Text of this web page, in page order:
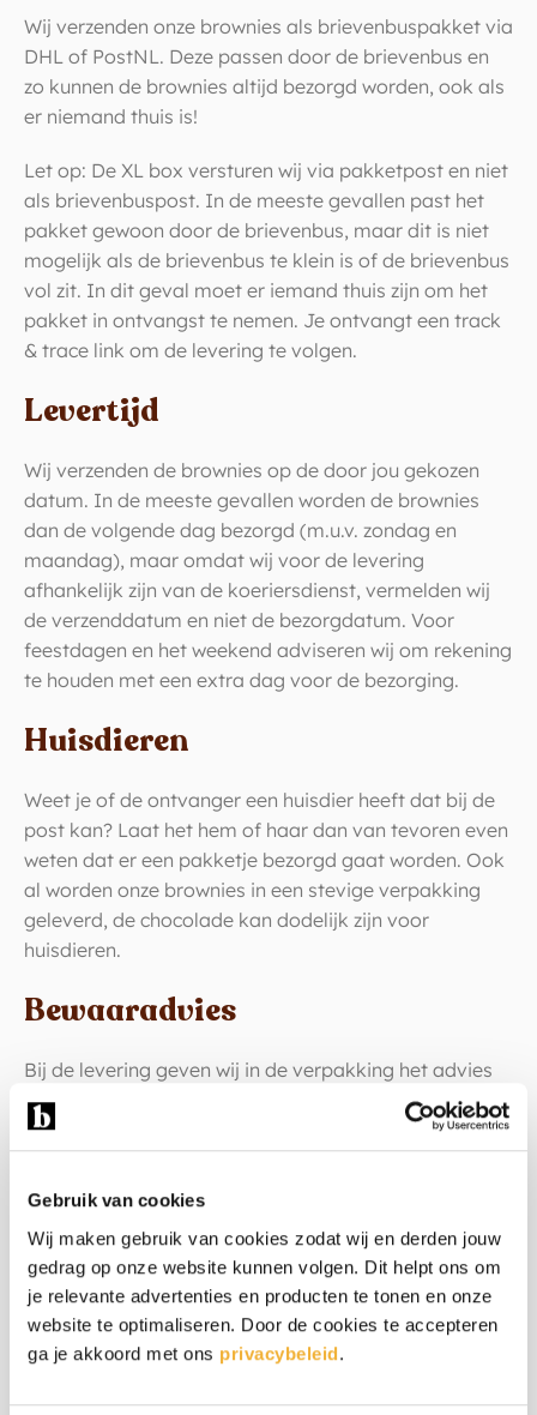
Gebruik van cookies
Wij maken gebruik van cookies zodat wij en derden jouw
gedrag op onze website kunnen volgen. Dit helpt ons om
je relevante advertenties en producten te tonen en onze
website te optimaliseren. Door de cookies te accepteren
ga je akkoord met ons privacybeleid.
Wij verzenden onze brownies als brievenbuspakket via
DHL of PostNL. Deze passen door de brievenbus en
zo kunnen de brownies altijd bezorgd worden, ook als
er niemand thuis is!
Let op: De XL box versturen wij via pakketpost en niet
als brievenbuspost. In de meeste gevallen past het
pakket gewoon door de brievenbus, maar dit is niet
mogelijk als de brievenbus te klein is of de brievenbus
vol zit. In dit geval moet er iemand thuis zijn om het
pakket in ontvangst te nemen. Je ontvangt een track
& trace link om de levering te volgen.
Levertijd
Wij verzenden de brownies op de door jou gekozen
datum. In de meeste gevallen worden de brownies
dan de volgende dag bezorgd (m.u.v. zondag en
maandag), maar omdat wij voor de levering
afhankelijk zijn van de koeriersdienst, vermelden wij
de verzenddatum en niet de bezorgdatum. Voor
feestdagen en het weekend adviseren wij om rekening
te houden met een extra dag voor de bezorging.
Huisdieren
Weet je of de ontvanger een huisdier heeft dat bij de
post kan? Laat het hem of haar dan van tevoren even
weten dat er een pakketje bezorgd gaat worden. Ook
al worden onze brownies in een stevige verpakking
geleverd, de chocolade kan dodelijk zijn voor
huisdieren.
Bewaaradvies
Bij de levering geven wij in de verpakking het advies
mee om de brownies eerst in de koelkast te bewaren
voor stevige brownies en op kamertemperatuur voor
Warm weer
Wordt het in de zomer echt warm weer? Dan kunnen
de brownies door de hoge temperatuur wat zacht
worden. Door ze even in de koelkast te zetten worden
ze weer stevig.